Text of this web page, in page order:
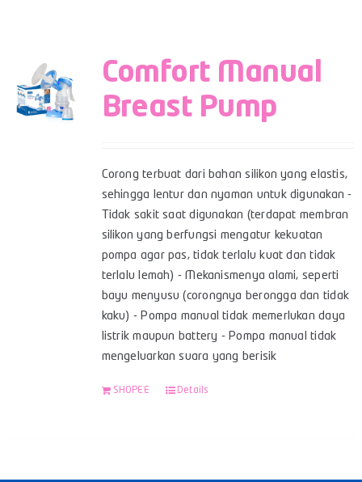
Comfort Manual
Breast Pump
Corong terbuat dari bahan silikon yang elastis,
sehingga lentur dan nyaman untuk digunakan -
Tidak sakit saat digunakan (terdapat membran
silikon yang berfungsi mengatur kekuatan
pompa agar pas, tidak terlalu kuat dan tidak
terlalu lemah) - Mekanismenya alami, seperti
bayu menyusu (corongnya berongga dan tidak
kaku) - Pompa manual tidak memerlukan daya
listrik maupun battery - Pompa manual tidak
mengeluarkan suara yang berisik
SHOPEE Details